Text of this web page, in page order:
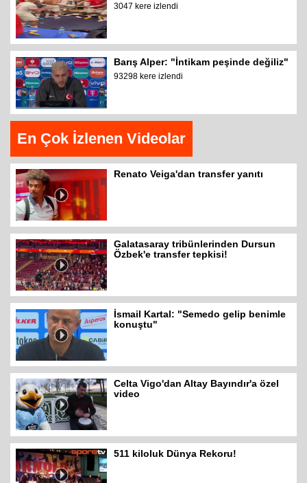
3047 kere izlendi
Barış Alper: "İntikam peşinde değiliz"
93298 kere izlendi
En Çok İzlenen Videolar
Renato Veiga'dan transfer yanıtı
Galatasaray tribünlerinden Dursun
Özbek'e transfer tepkisi!
İsmail Kartal: "Semedo gelip benimle
konuştu"
Celta Vigo'dan Altay Bayındır'a özel
video
511 kiloluk Dünya Rekoru!